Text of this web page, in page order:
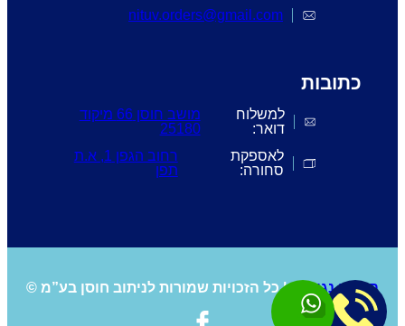
nituv.orders@gmail.com
כתובות
למשלוח
דואר:
מושב חוסן 66 מיקוד
25180
לאספקת
סחורה:
רחוב הגפן 1, א.ת
תפן
הסדרי נגישות| כל הזכויות שמורות לניתוב חוסן בע”מ ©